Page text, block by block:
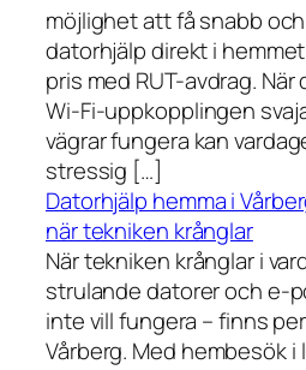
möjlighet att få snabb
datorhjälp direkt i
pris med RUT-avdrag. När
Wi-Fi-uppkopplingen
vägrar fungera kan
stressig […]
Datorhjälp hemma i
när tekniken krånglar
När tekniken krånglar i
strulande datorer och e-
inte vill fungera – finns
Vårberg. Med hembesök